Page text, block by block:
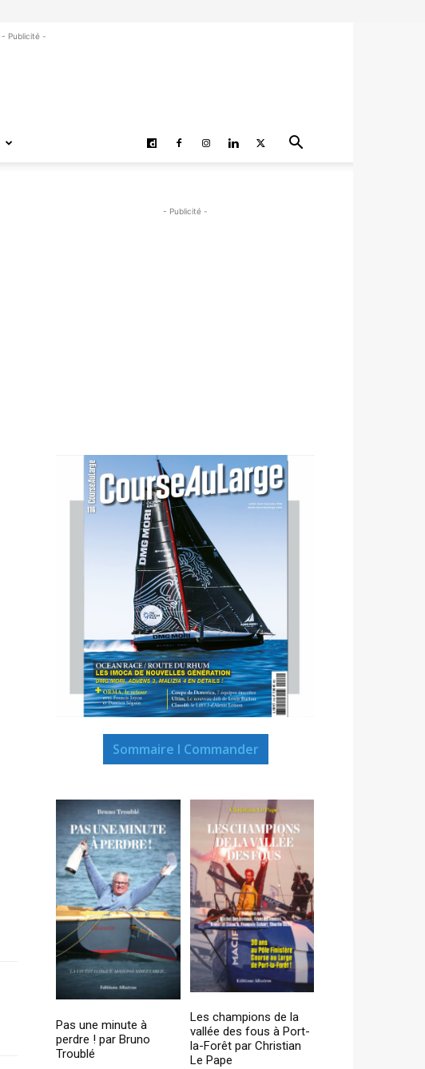
- Publicité -
- Publicité -
Sommaire I Commander
Pas une minute à
perdre ! par Bruno
Troublé
Les champions de la
vallée des fous à Port-
la-Forêt par Christian
Le Pape